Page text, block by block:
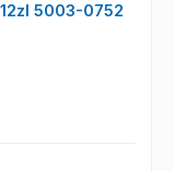
5003-0752